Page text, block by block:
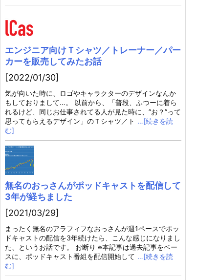
エンジニア向けＴシャツ／トレーナー／パー
カーを販売してみたお話
[2022/01/30]
気が向いた時に、ロゴやキャラクターのデザインなんか
もしておりまして…。 以前から、「普段、ふつーに着ら
れるけど、同じお仕事されてる人が見た時に、”お？”って
思ってもらえるデザイン」のＴシャツ／ト …[続きを読
む]
無名のおっさんがポッドキャストを配信して
3年が経ちました
[2021/03/29]
まったく無名のアラフィフなおっさんが週1ペースでポッ
ドキャストの配信を3年続けたら、こんな感じになりまし
た、というお話です。 お断り ※本記事は過去記事をベー
スに、ポッドキャスト番組を配信開始して …[続きを読
む]